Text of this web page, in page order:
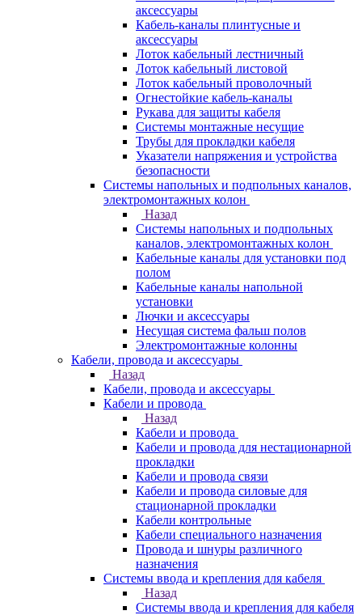
аксессуары
Кабель-каналы плинтусные и
аксессуары
Лоток кабельный лестничный
Лоток кабельный листовой
Лоток кабельный проволочный
Огнестойкие кабель-каналы
Рукава для защиты кабеля
Системы монтажные несущие
Трубы для прокладки кабеля
Указатели напряжения и устройства
безопасности
Системы напольных и подпольных каналов,
электромонтажных колон
Назад
Системы напольных и подпольных
каналов, электромонтажных колон
Кабельные каналы для установки под
полом
Кабельные каналы напольной
установки
Лючки и аксессуары
Несущая система фальш полов
Электромонтажные колонны
Кабели, провода и аксессуары
Назад
Кабели, провода и аксессуары
Кабели и провода
Назад
Кабели и провода
Кабели и провода для нестационарной
прокладки
Кабели и провода связи
Кабели и провода силовые для
стационарной прокладки
Кабели контрольные
Кабели специального назначения
Провода и шнуры различного
назначения
Системы ввода и крепления для кабеля
Назад
Системы ввода и крепления для кабеля